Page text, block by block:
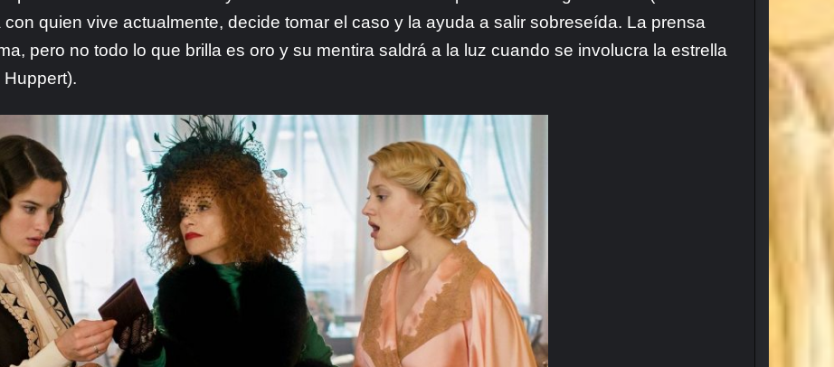
quien vive actualmente, decide tomar el caso y la ayuda a salir sobreseída. La prensa
pero no todo lo que brilla es oro y su mentira saldrá a la luz cuando se involucra la estrella